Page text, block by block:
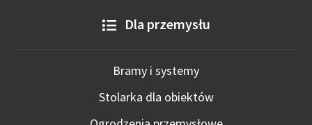
Dla przemysłu
Bramy i systemy
Stolarka dla obiektów